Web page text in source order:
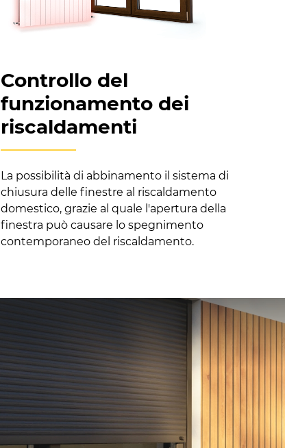
Controllo del
funzionamento dei
riscaldamenti
La possibilità di abbinamento il sistema di
chiusura delle finestre al riscaldamento
domestico, grazie al quale l'apertura della
finestra può causare lo spegnimento
contemporaneo del riscaldamento.